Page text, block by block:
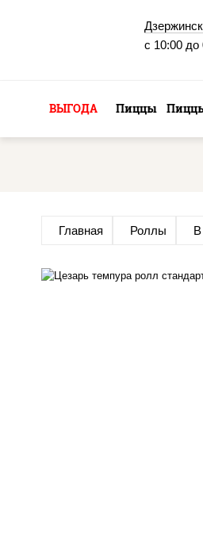
с 10:00 до
ВЫГОДА Пиццы
Главная Роллы В